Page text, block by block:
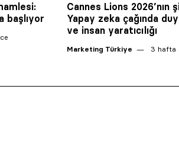
başlıyor
Cannes Lions 2026’nın
Yapay zeka çağında
ve insan yaratıcılığı
Marketing Türkiye 3 hafta